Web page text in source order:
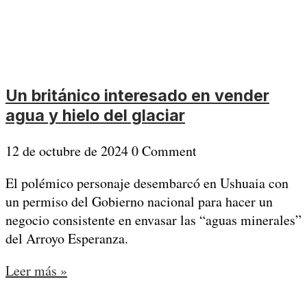
Un británico interesado en vender
agua y hielo del glaciar
12 de octubre de 20240 Comment
El polémico personaje desembarcó en Ushuaia con
un permiso del Gobierno nacional para hacer un
negocio consistente en envasar las “aguas minerales”
del Arroyo Esperanza.
Leer más »